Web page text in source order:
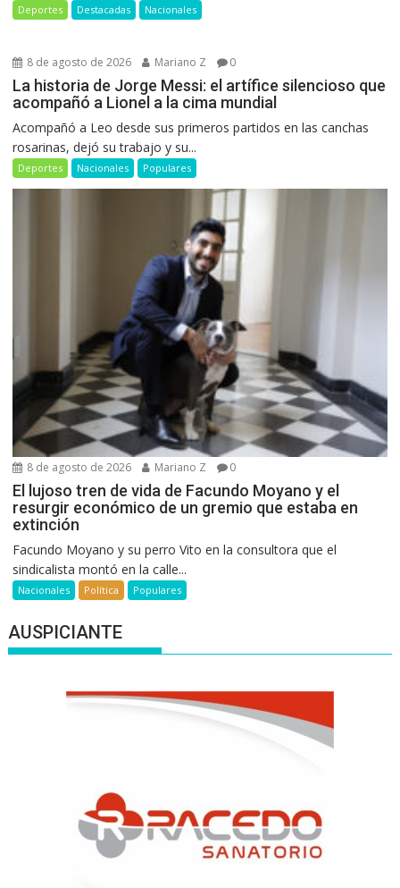
Deportes Destacadas Nacionales
8 de agosto de 2026 Mariano Z 0
La historia de Jorge Messi: el artífice silencioso que
acompañó a Lionel a la cima mundial
Acompañó a Leo desde sus primeros partidos en las canchas
rosarinas, dejó su trabajo y su...
Deportes Nacionales Populares
8 de agosto de 2026 Mariano Z 0
El lujoso tren de vida de Facundo Moyano y el
resurgir económico de un gremio que estaba en
extinción
Facundo Moyano y su perro Vito en la consultora que el
sindicalista montó en la calle...
Nacionales Política Populares
AUSPICIANTE